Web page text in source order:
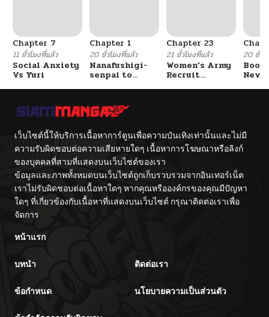
Chapter 7
11 ชั่วโมงที่แล้ว
Social Anxiety
Vs Yuri
Chapter 1
20 ชั่วโมงที่แล้ว
Nanafushigi-
senpai to
Chapter 23
21 ชั่วโมงที่แล้ว
Women’s Army
Recruit
20 ชั่วโ
เว็บไซต์นี้ให้บริการเนื้อหาการ์ตูนเพื่อความบันเทิงเท่านั้นและไม่มี
ความรับผิดชอบต่อความเสียหายใดๆ เนื้อหาการโฆษณาหรือลิงก์
ของบุคคลที่สามที่แสดงบนเว็บไซต์ของเรา
ข้อมูลและภาพทั้งหมดบนเว็บไซต์ถูกเก็บรวบรวมจากอินเทอร์เน็ต
เราไม่รับผิดชอบต่อเนื้อหาใดๆ หากคุณหรือองค์กรของคุณมีปัญหา
ใดๆ ที่เกี่ยวข้องกับเนื้อหาที่แสดงบนเว็บไซต์ กรุณาติดต่อเราเพื่อ
จัดการ
หน้าแรก
บทนำ ติดต่อเรา
ข้อกำหนด นโยบายความเป็นส่วนตัว